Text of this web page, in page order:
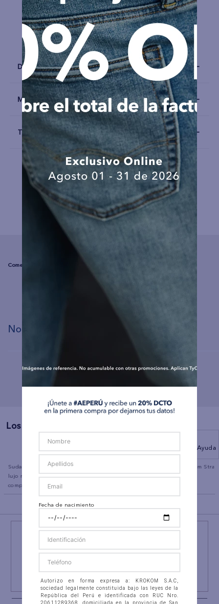
Tela Tejido de suéter
Detalles
Materiales y Cuidado
Talla y Fit
Ayuda
COMPLEMENTA TU LOOK
☆
No hay comentarios.
Los Más Vendidos
Sudadera con capucha de
lujo relajado con cremallera
completa
Ae
Jean Slim
BACK TO TOP
¡NEWSLETTER AEO!
Y RECIBE UN REGALO ESPECIAL
Fecha de nacimiento
Autorizo en forma expresa a: KROKOM S.A.C,
sociedad legalmente constituida bajo las leyes de la
República del Perú e identificada con RUC Nro.
20611289368, domiciliada en la provincia de San